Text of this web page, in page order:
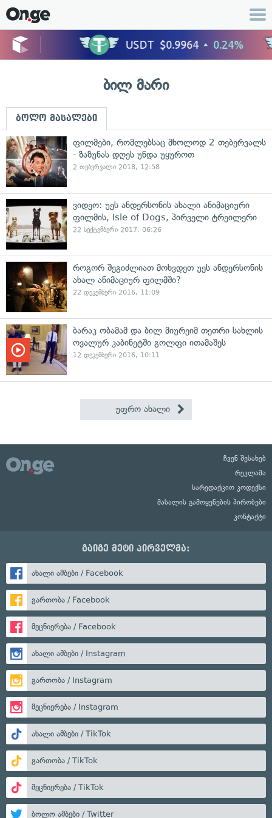
ბილ მარი
ბოლო მასალები
ფილმები, რომლებსაც მხოლოდ 2 თებერვალს
- ზაზუნას დღეს უნდა უყუროთ
2 თებერვალი 2018, 12:58
ვიდეო: უეს ანდერსონის ახალი ანიმაციური
ფილმის, Isle of Dogs, პირველი ტრეილერი
22 სექტემბერი 2017, 06:26
როგორ შეგიძლიათ მოხვდეთ უეს ანდერსონის
ახალ ანიმაციურ ფილმში?
22 დეკემბერი 2016, 11:09
ბარაკ ობამამ და ბილ მიურეიმ თეთრი სახლის
ოვალურ კაბინეტში გოლფი ითამაშეს
12 დეკემბერი 2016, 10:11
უფრო ახალი
ჩვენ შესახებ
რეკლამა
სარედაქციო კოდექსი
მასალის გამოყენების პირობები
კონტაქტი
გაიგე მეტი პირველმა:
ახალი ამბები / Facebook
გართობა / Facebook
მეცნიერება / Facebook
ახალი ამბები / Instagram
გართობა / Instagram
მეცნიერება / Instagram
ახალი ამბები / TikTok
გართობა / TikTok
მეცნიერება / TikTok
ბოლო ამბები / Twitter